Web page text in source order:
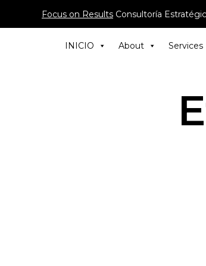
Focus on Results Consultoría
INICIO About Services